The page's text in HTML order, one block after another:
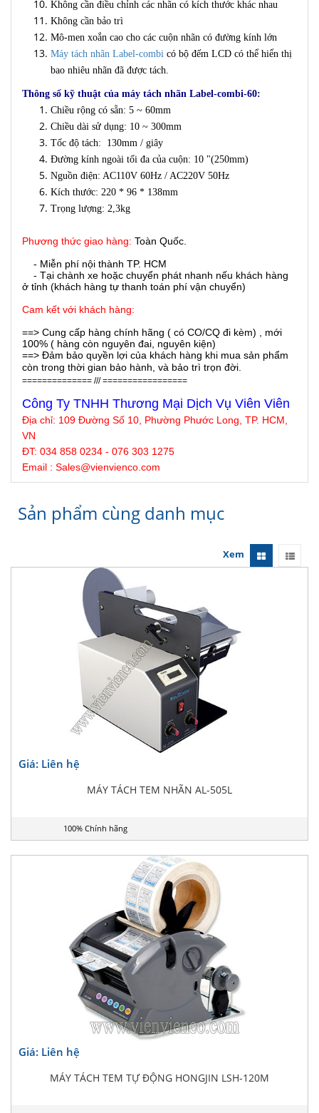
Không cần điều chỉnh các nhãn có kích thước khác nhau
Không cần bảo trì
Mô-men xoắn cao cho các cuộn nhãn có đường kính lớn
Máy tách nhãn Label-combi có bộ đếm LCD có thể hiển thị
bao nhiêu nhãn đã được tách.
Thông số kỹ thuật của máy tách nhãn Label-combi-60:
Chiều rộng có sẵn: 5 ~ 60mm
Chiều dài sử dụng: 10 ~ 300mm
Tốc độ tách: 130mm / giây
Đường kính ngoài tối đa của cuộn: 10 "(250mm)
Nguồn điện: AC110V 60Hz / AC220V 50Hz
Kích thước: 220 * 96 * 138mm
Trọng lượng: 2,3kg
Phương thức giao hàng: Toàn Quốc.
- Miễn phí nội thành TP. HCM
- Tại chành xe hoặc chuyển phát nhanh nếu khách hàng
ở tỉnh (khách hàng tự thanh toán phí vận chuyển)
Cam kết với khách hàng:
==> Cung cấp hàng chính hãng ( có CO/CQ đi kèm) , mới
100% ( hàng còn nguyên đai, nguyên kiện)
==> Đảm bảo quyền lợi của khách hàng khi mua sản phẩm
còn trong thời gian bảo hành, và bảo trì trọn đời.
============== /// =================
Công Ty TNHH Thương Mại Dịch Vụ Viên Viên
Địa chỉ: 109 Đường Số 10, Phường Phước Long, TP. HCM,
VN
ĐT: 034 858 0234 - 076 303 1275
Email : Sales@vienvienco .com
Sản phẩm cùng danh mục
Xem
Giá: Liên hệ
MÁY TÁCH TEM NHÃN AL-505L
100% Chính hãng
Giá: Liên hệ
MÁY TÁCH TEM TỰ ĐỘNG HONGJIN LSH-120M